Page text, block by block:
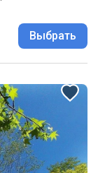
Выбрать